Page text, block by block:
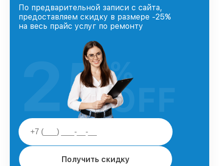
По предварительной записи с сайта,
предоставляем скидку в размере -25%
на весь прайс услуг по ремонту
Получить скидку
25%
OFF